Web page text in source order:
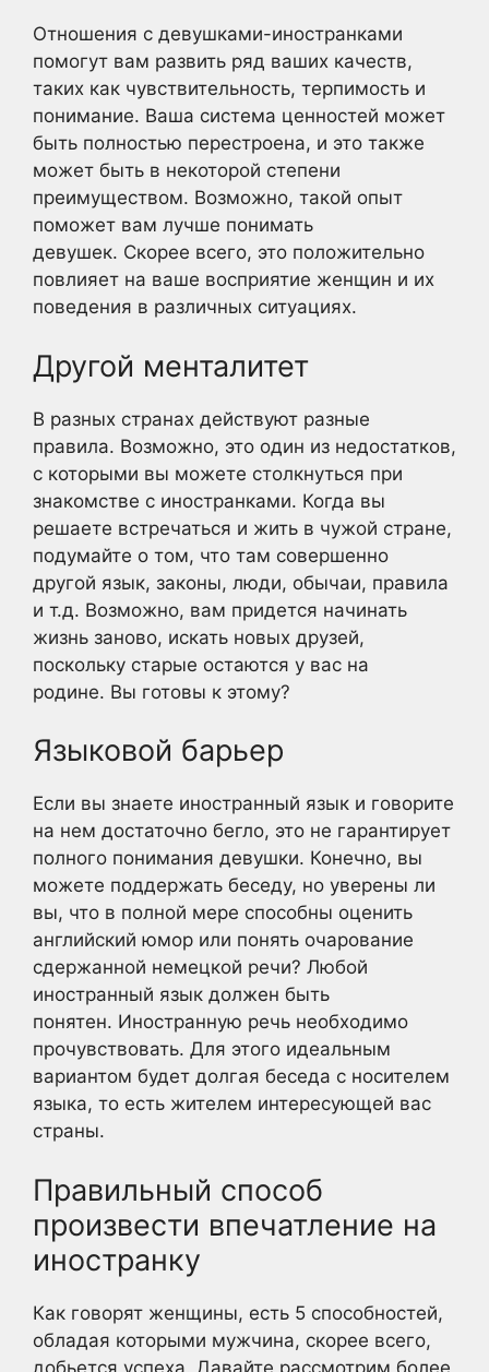
Отношения с девушками-иностранками
помогут вам развить ряд ваших качеств,
таких как чувствительность, терпимость и
понимание. Ваша система ценностей может
быть полностью перестроена, и это также
может быть в некоторой степени
преимуществом. Возможно, такой опыт
поможет вам лучше понимать
девушек. Скорее всего, это положительно
повлияет на ваше восприятие женщин и их
поведения в различных ситуациях.
Другой менталитет
В разных странах действуют разные
правила. Возможно, это один из недостатков,
с которыми вы можете столкнуться при
знакомстве с иностранками. Когда вы
решаете встречаться и жить в чужой стране,
подумайте о том, что там совершенно
другой язык, законы, люди, обычаи, правила
и т.д. Возможно, вам придется начинать
жизнь заново, искать новых друзей,
поскольку старые остаются у вас на
родине. Вы готовы к этому?
Языковой барьер
Если вы знаете иностранный язык и говорите
на нем достаточно бегло, это не гарантирует
полного понимания девушки. Конечно, вы
можете поддержать беседу, но уверены ли
вы, что в полной мере способны оценить
английский юмор или понять очарование
сдержанной немецкой речи? Любой
иностранный язык должен быть
понятен. Иностранную речь необходимо
прочувствовать. Для этого идеальным
вариантом будет долгая беседа с носителем
языка, то есть жителем интересующей вас
страны.
Правильный способ
произвести впечатление на
иностранку
Как говорят женщины, есть 5 способностей,
обладая которыми мужчина, скорее всего,
добьется успеха. Давайте рассмотрим более